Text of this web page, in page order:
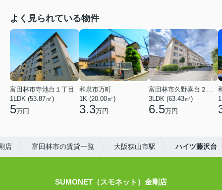
よく見られている物件
富田林市寺池台１丁目
1LDK (53.87㎡)
5万円
和泉市万町
1K (20.00㎡)
3.3万円
富田林市久野喜台２丁目
3LDK (63.43㎡)
6.5万円
店 富田林市の賃貸一覧 大阪狭山市駅 ハイツ藤沢台
SUMONET（スモネット）金剛店